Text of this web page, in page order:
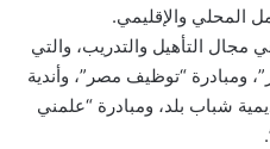
المحلي والإقليمي.
مجال التأهيل والتدريب، والتي
ومبادرة “توظيف مصر”، وأندية
شباب بلد، ومبادرة “علمني